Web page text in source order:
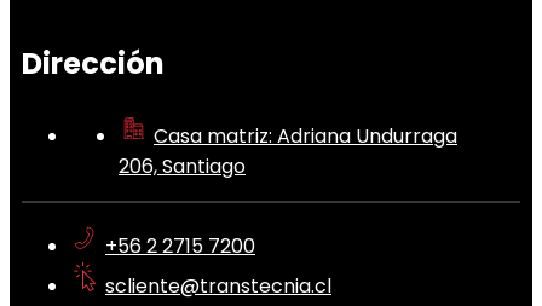
Dirección
Casa matriz: Adriana Undurraga
206, Santiago
+56 2 2715 7200
scliente@transtecnia.cl